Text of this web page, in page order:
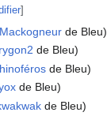
]
Mackogneur de Bleu)
de Bleu)
de Bleu)
de Bleu)
de Bleu)